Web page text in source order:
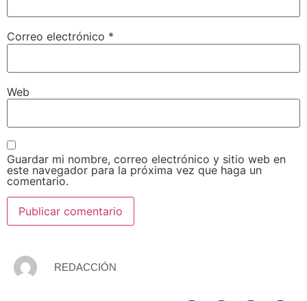
Correo electrónico *
Web
Guardar mi nombre, correo electrónico y sitio web en
este navegador para la próxima vez que haga un
comentario.
REDACCIÓN